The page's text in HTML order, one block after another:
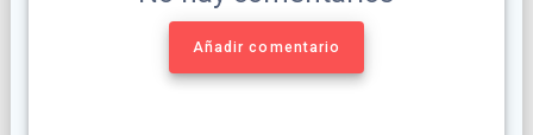
Añadir comentario